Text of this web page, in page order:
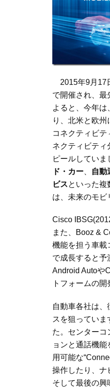
2015年9月 17
で開催され、最
よると、今年は
り、北米と欧
コネクティビ
ネクティビティ
ピールしてい
ド・カー
自動
ビスといった複
は、未来のモビ
Cisco
また、
Booz &
機能を担う車載
で成長すると予
Android Autoや
トフォームの
自動車各社は
スを狙ってい
た。センターコ
ョンと通話機能
用可能な
操作したり、ナ
そして最後の興